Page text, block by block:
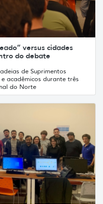
versus cidades
do debate
de Suprimentos
acadêmicos durante três
do Norte